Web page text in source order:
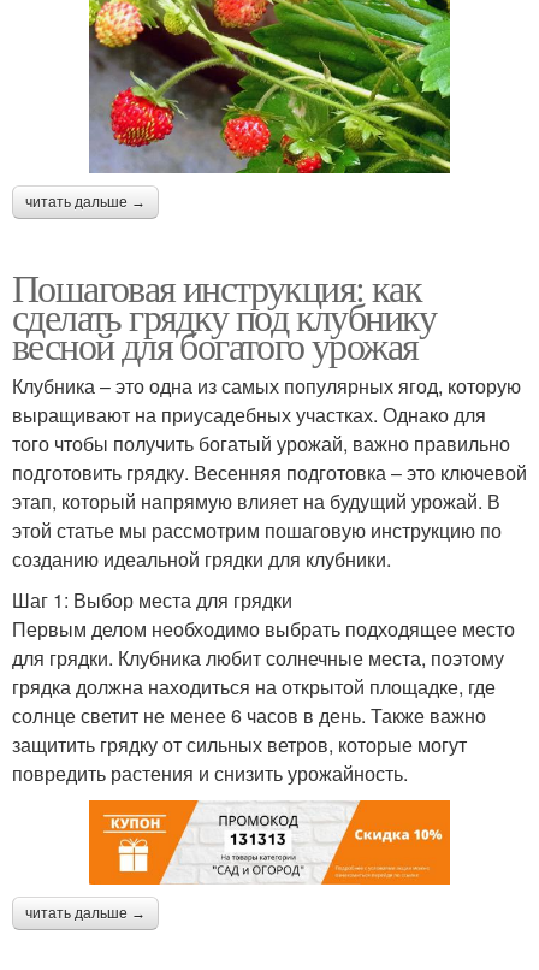
читать дальше →
Пошаговая инструкция: как
сделать грядку под клубнику
весной для богатого урожая
Клубника – это одна из самых популярных ягод, которую
выращивают на приусадебных участках. Однако для
того чтобы получить богатый урожай, важно правильно
подготовить грядку. Весенняя подготовка – это ключевой
этап, который напрямую влияет на будущий урожай. В
этой статье мы рассмотрим пошаговую инструкцию по
созданию идеальной грядки для клубники.
Шаг 1: Выбор места для грядки
Первым делом необходимо выбрать подходящее место
для грядки. Клубника любит солнечные места, поэтому
грядка должна находиться на открытой площадке, где
солнце светит не менее 6 часов в день. Также важно
защитить грядку от сильных ветров, которые могут
повредить растения и снизить урожайность.
читать дальше →